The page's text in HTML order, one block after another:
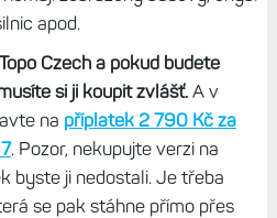
apod.
Czech a pokud budete
si ji koupit zvlášť.A v
na příplatek 2 790 Kč za
. Pozor, nekupujte verzi na
byste ji nedostali. Je třeba
se pak stáhne přímo přes